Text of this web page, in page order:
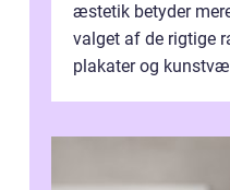
æstetik betyder
valget af de rigtige
plakater og